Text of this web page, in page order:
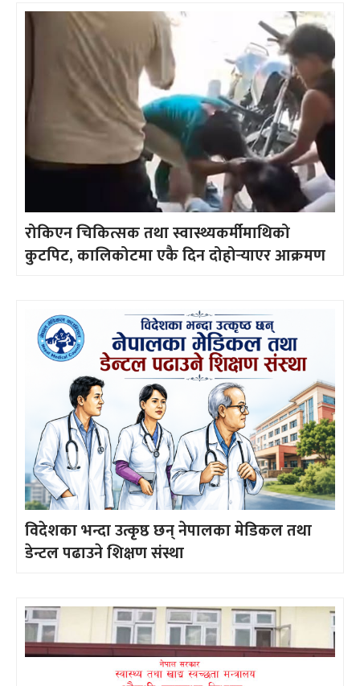
रोकिएन चिकित्सक तथा स्वास्थ्यकर्मीमाथिको
कुटपिट, कालिकोटमा एकै दिन दोहोर्‍याएर आक्रमण
विदेशका भन्दा उत्कृष्ठ छन् नेपालका मेडिकल तथा
डेन्टल पढाउने शिक्षण संस्था